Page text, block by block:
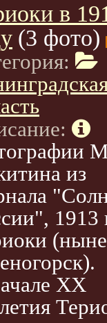
в
(3 фото)
из
1913
(ныне
ХХ